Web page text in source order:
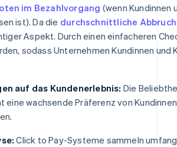
im Bezahlvorgang (wenn Kundinnen
ist). Da die durchschnittliche
Aspekt. Durch einen einfacheren
sodass Unternehmen Kundinnen und
auf das Kundenerlebnis: Die
eine wachsende Präferenz von
Click to Pay-Systeme sammeln